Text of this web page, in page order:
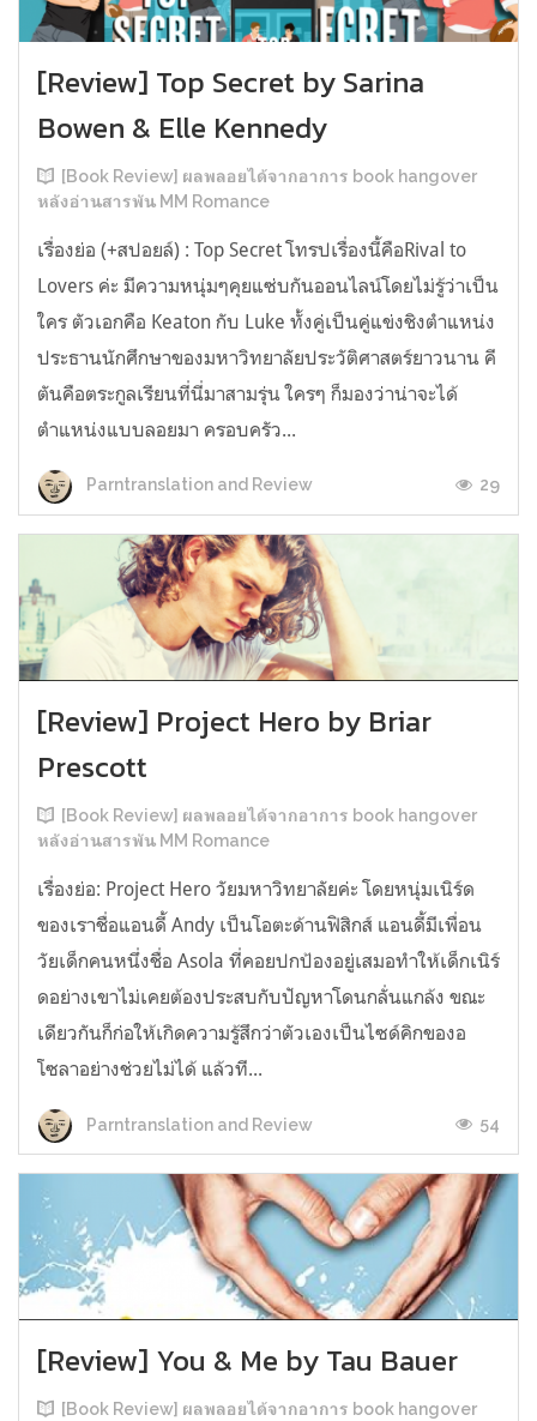
[Review] Top Secret by Sarina
Bowen & Elle Kennedy
[Book Review] ผลพลอยได้จากอาการ book hangover
หลังอ่านสารพัน MM Romance
เรื่องย่อ (+สปอยล์) : Top Secret โทรปเรื่องนี้คือRival to
Lovers ค่ะ มีความหนุ่มๆคุยแซ่บกันออนไลน์โดยไม่รู้ว่าเป็น
ใคร ตัวเอกคือ Keaton กับ Luke ทั้งคู่เป็นคู่แข่งชิงตำแหน่ง
ประธานนักศึกษาของมหาวิทยาลัยประวัติศาสตร์ยาวนาน คี
ตันคือตระกูลเรียนที่นี่มาสามรุ่น ใครๆ ก็มองว่าน่าจะได้
ตำแหน่งแบบลอยมา ครอบครัว...
Parntranslation and Review 29
[Review] Project Hero by Briar
Prescott
[Book Review] ผลพลอยได้จากอาการ book hangover
หลังอ่านสารพัน MM Romance
เรื่องย่อ: Project Hero วัยมหาวิทยาลัยค่ะ โดยหนุ่มเนิร์ด
ของเราชื่อแอนดี้ Andy เป็นโอตะด้านฟิสิกส์ แอนดี้มีเพื่อน
วัยเด็กคนหนึ่งชื่อ Asola ที่คอยปกป้องอยู่เสมอทำให้เด็กเนิร์
ดอย่างเขาไม่เคยต้องประสบกับปัญหาโดนกลั่นแกล้ง ขณะ
เดียวกันก็ก่อให้เกิดความรู้สึกว่าตัวเองเป็นไซด์คิกของอ
โซลาอย่างช่วยไม่ได้ แล้วที...
Parntranslation and Review 54
[Review] You & Me by Tau Bauer
[Book Review] ผลพลอยได้จากอาการ book hangover